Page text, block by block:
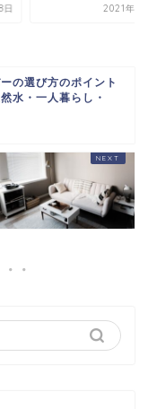
2021年1
の選び方のポイント
水・一人暮らし・